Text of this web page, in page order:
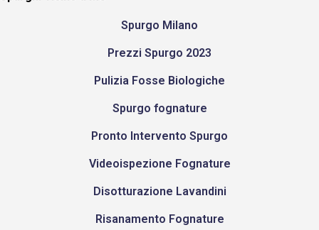
Spurgo Milano
Prezzi Spurgo 2023
Pulizia Fosse Biologiche
Spurgo fognature
Pronto Intervento Spurgo
Videoispezione Fognature
Disotturazione Lavandini
Risanamento Fognature